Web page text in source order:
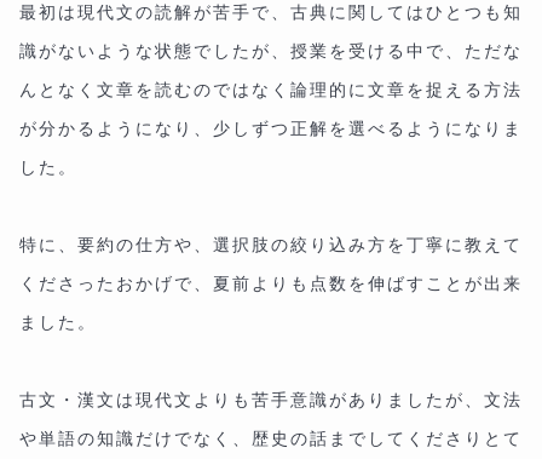
最初は現代文の読解が苦手で、古典に関してはひとつも知
識がないような状態でしたが、授業を受ける中で、ただな
んとなく文章を読むのではなく論理的に文章を捉える方法
が分かるようになり、少しずつ正解を選べるようになりま
した。
特に、要約の仕方や、選択肢の絞り込み方を丁寧に教えて
くださったおかげで、夏前よりも点数を伸ばすことが出来
ました。
古文・漢文は現代文よりも苦手意識がありましたが、文法
や単語の知識だけでなく、歴史の話までしてくださりとて